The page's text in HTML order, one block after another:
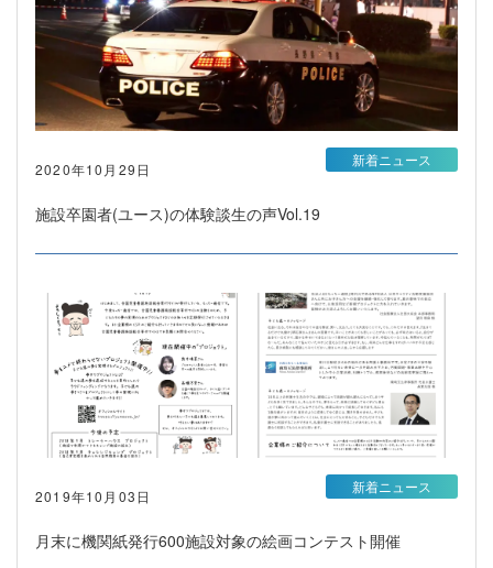
2020年10月29日
施設卒園者(ユース)の体験談生の声Vol.19
新着ニュース
2019年10月03日
月末に機関紙発行600施設対象の絵画コンテスト開催
新着ニュース